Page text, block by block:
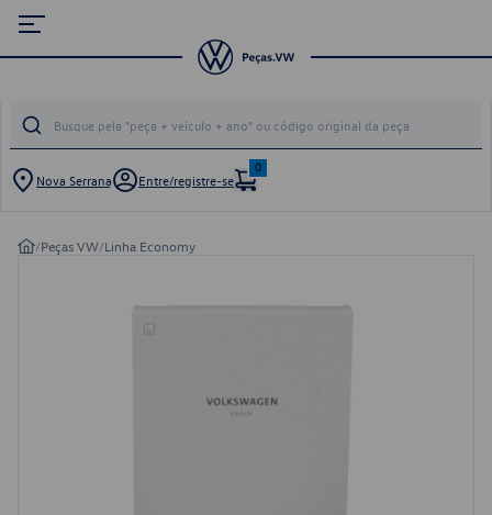
Nova Serrana Entre/registre-se
0
/Peças VW/Linha Economy